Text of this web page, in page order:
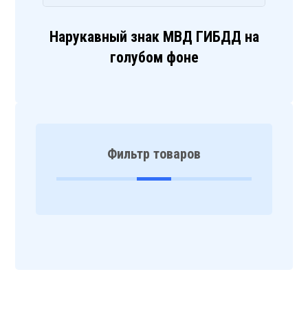
Нарукавный знак МВД ГИБДД на
голубом фоне
Фильтр товаров